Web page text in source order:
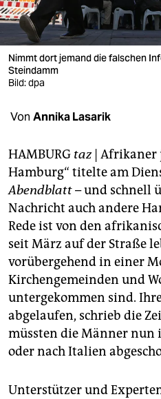
verlag
veranstaltungen
shop
unterstützen
abo
genossenschaft
epaper login
Nimmt dort jemand die falschen
Steindamm
Bild: dpa
Von Annika Lasarik
HAMBURG taz| Afrikaner
Hamburg“ titelte am
Abendblatt– und schnell
Nachricht auch andere
Rede ist von den
seit März auf der Straße
vorübergehend in einer
Kirchengemeinden und
untergekommen sind.
abgelaufen, schrieb die
müssten die Männer
oder nach Italien
Unterstützer und